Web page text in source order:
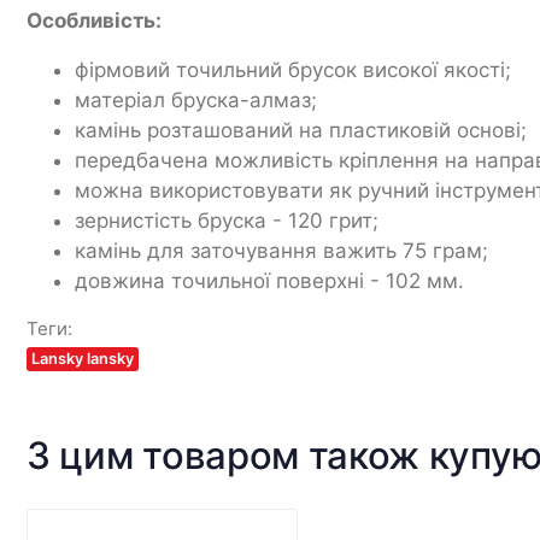
Особливість:
фірмовий точильний брусок високої якості;
матеріал бруска-алмаз;
камінь розташований на пластиковій основі;
передбачена можливість кріплення на
можна використовувати як ручний
зернистість бруска - 120 грит;
камінь для заточування важить 75 грам;
довжина точильної поверхні - 102 мм.
Теги:
Lansky lansky
З цим товаром також